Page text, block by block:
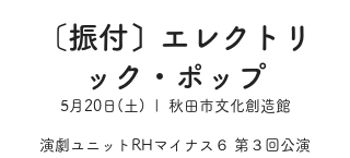
〔振付〕エレクトリ
ック・ポップ
5月20日(土) 秋田市文化創造館
演劇ユニットRHマイナス６ 第３回公演